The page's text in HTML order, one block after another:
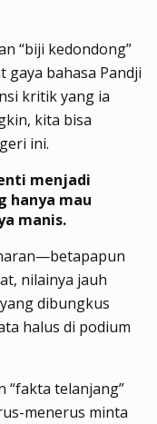
“biji kedondong”
bahasa Pandji
kritik yang ia
kita bisa
ini.
menjadi
hanya mau
manis.
nilainya jauh
dibungkus
halus di podium
“fakta telanjang”
menerus minta